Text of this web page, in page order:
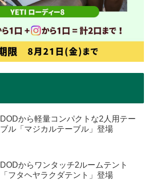
DODから軽量コンパクトな2人用テー
ブル「マジカルテーブル」登場
DODからワンタッチ2ルームテント
「フタヘヤラクダテント」登場